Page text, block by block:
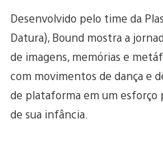
Desenvolvido pelo time da
Datura), Bound mostra a
de imagens, memórias e
com movimentos de dança e
de plataforma em um esforço
de sua infância.